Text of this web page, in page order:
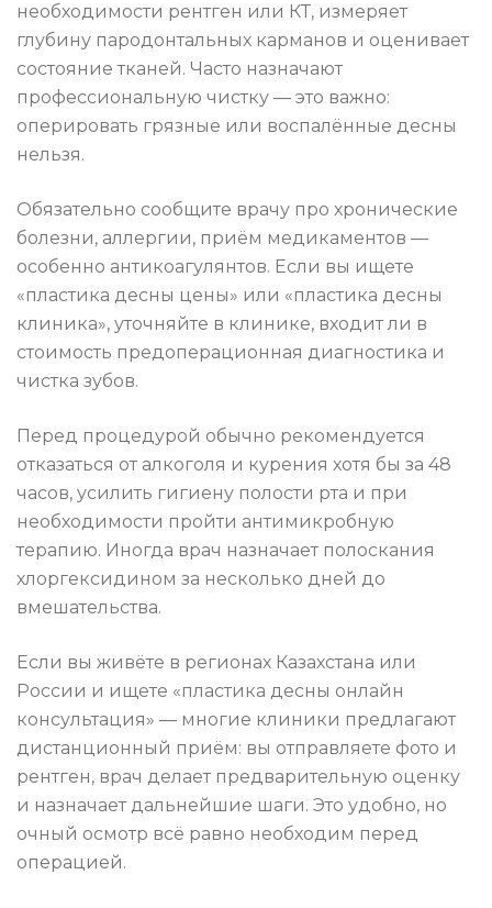
необходимости рентген или КТ, измеряет
глубину пародонтальных карманов и оценивает
состояние тканей. Часто назначают
профессиональную чистку — это важно:
оперировать грязные или воспалённые десны
нельзя.
Обязательно сообщите врачу про хронические
болезни, аллергии, приём медикаментов —
особенно антикоагулянтов. Если вы ищете
«пластика десны цены» или «пластика десны
клиника», уточняйте в клинике, входит ли в
стоимость предоперационная диагностика и
чистка зубов.
Перед процедурой обычно рекомендуется
отказаться от алкоголя и курения хотя бы за 48
часов, усилить гигиену полости рта и при
необходимости пройти антимикробную
терапию. Иногда врач назначает полоскания
хлоргексидином за несколько дней до
вмешательства.
Если вы живёте в регионах Казахстана или
России и ищете «пластика десны онлайн
консультация» — многие клиники предлагают
дистанционный приём: вы отправляете фото и
рентген, врач делает предварительную оценку
и назначает дальнейшие шаги. Это удобно, но
очный осмотр всё равно необходим перед
операцией.